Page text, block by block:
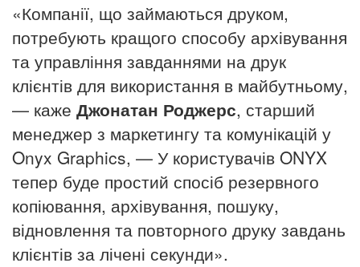
«Компанії, що займаються друком,
потребують кращого способу архівування
та управління завданнями на друк
клієнтів для використання в майбутньому,
— каже Джонатан Роджерс, старший
менеджер з маркетингу та комунікацій у
Onyx Graphics, — У користувачів ONYX
тепер буде простий спосіб резервного
копіювання, архівування, пошуку,
відновлення та повторного друку завдань
клієнтів за лічені секунди».